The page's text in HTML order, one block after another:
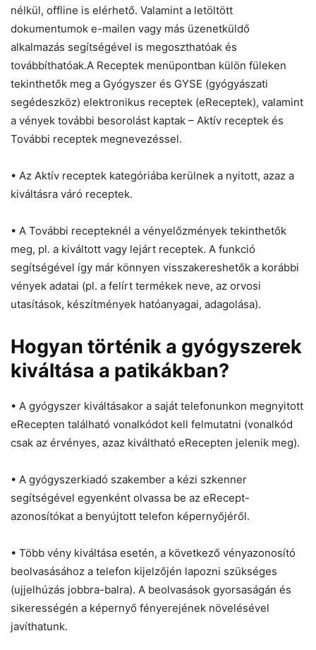
nélkül, offline is elérhető. Valamint a letöltött
dokumentumok e-mailen vagy más üzenetküldő
alkalmazás segítségével is megoszthatóak és
továbbíthatóak.A Receptek menüpontban külön füleken
tekinthetők meg a Gyógyszer és GYSE (gyógyászati
segédeszköz) elektronikus receptek (eReceptek), valamint
a vények további besorolást kaptak – Aktív receptek és
További receptek megnevezéssel.
• Az Aktív receptek kategóriába kerülnek a nyitott, azaz a
kiváltásra váró receptek.
• A További recepteknél a vényelőzmények tekinthetők
meg, pl. a kiváltott vagy lejárt receptek. A funkció
segítségével így már könnyen visszakereshetők a korábbi
vények adatai (pl. a felírt termékek neve, az orvosi
utasítások, készítmények hatóanyagai, adagolása).
Hogyan történik a gyógyszerek
kiváltása a patikákban?
• A gyógyszer kiváltásakor a saját telefonunkon megnyitott
eRecepten található vonalkódot kell felmutatni (vonalkód
csak az érvényes, azaz kiváltható eRecepten jelenik meg).
• A gyógyszerkiadó szakember a kézi szkenner
segítségével egyenként olvassa be az eRecept-
azonosítókat a benyújtott telefon képernyőjéről.
• Több vény kiváltása esetén, a következő vényazonosító
beolvasásához a telefon kijelzőjén lapozni szükséges
(ujjelhúzás jobbra-balra). A beolvasások gyorsaságán és
sikerességén a képernyő fényerejének növelésével
javíthatunk.